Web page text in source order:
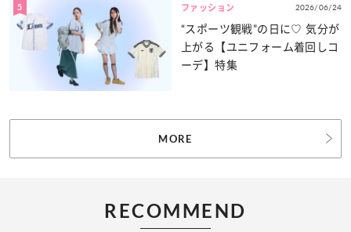
5 ファッション 2026/06/24
“スポーツ観戦”の日に♡ 気分が
上がる【ユニフォーム着回しコ
ーデ】特集
MORE
RECOMMEND